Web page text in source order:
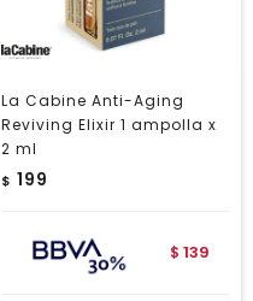
La Cabine Anti-Aging
Reviving Elixir 1 ampolla x
2 ml
$ 199
$ 139